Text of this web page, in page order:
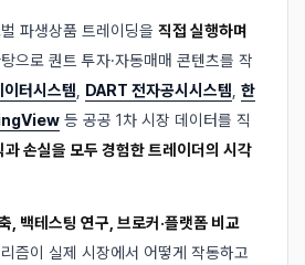
파생상품 트레이딩을 직접 실행하며
으로 퀀트 투자·자동매매 콘텐츠를 작
터시스템, DART 전자공시시스템, 한
등 공공 1차 시장 데이터를 직
과 손실을 모두 경험한 트레이더의 시각
, 백테스팅 연구, 브로커·플랫폼 비교
즘이 실제 시장에서 어떻게 작동하고